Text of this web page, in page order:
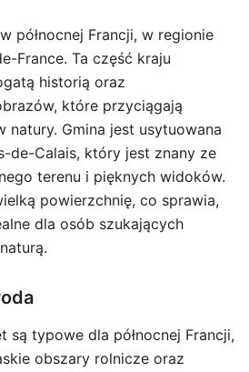
północnej Francji, w regionie
France. Ta część kraju
historią oraz
które przyciągają
natury. Gmina jest usytuowana
de-Calais, który jest znany ze
terenu i pięknych widoków.
powierzchnię, co sprawia,
dla osób szukających
są typowe dla północnej Francji,
obszary rolnicze oraz